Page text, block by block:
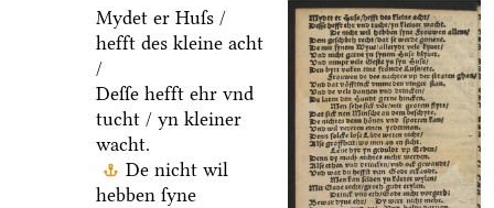
Mydet er Huſs /
hefft des kleine acht
/
Deſſe hefft ehr vnd
tucht / yn kleiner
wacht.
De nicht wil
hebben ſyne